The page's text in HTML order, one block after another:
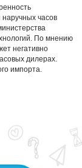
часов
По мнению
негативно
дилерах.
импорта.